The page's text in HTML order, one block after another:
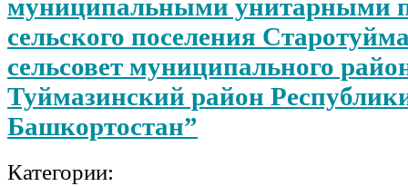
муниципальными унитарными
сельского поселения
сельсовет муниципального
Туймазинский район
Башкортостан”
Категории: